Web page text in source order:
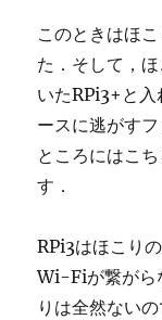
このときはほ
た．そして，
いたRPi3+と
ースに逃がす
ところにはこ
す．
RPi3はほこり
Wi-Fiが繋がら
りは全然ない